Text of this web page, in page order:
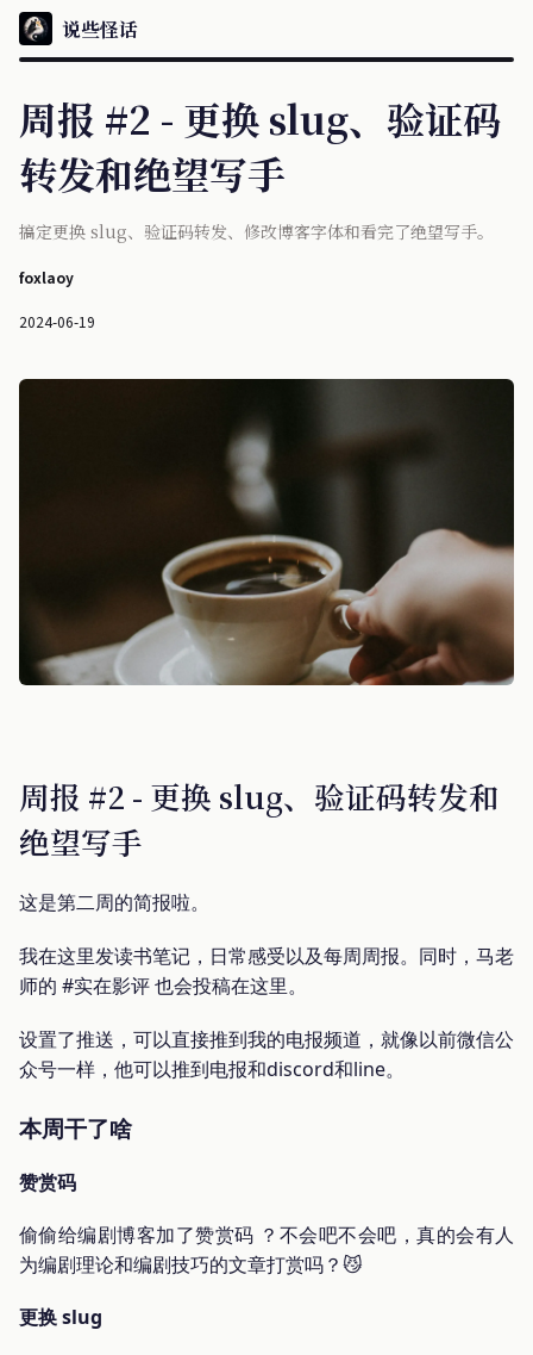
说些怪话
周报 #2 - 更换 slug、验证码
转发和绝望写手
搞定更换 slug、验证码转发、修改博客字体和看完了绝望写手。
foxlaoy
2024-06-19
周报 #2 - 更换 slug、验证码转发和
绝望写手
这是第二周的简报啦。
我在这里发读书笔记，日常感受以及每周周报。同时，马老
师的 #实在影评 也会投稿在这里。
设置了推送，可以直接推到我的电报频道，就像以前微信公
众号一样，他可以推到电报和discord和line。
本周干了啥
赞赏码
偷偷给编剧博客加了赞赏码 ？不会吧不会吧，真的会有人
为编剧理论和编剧技巧的文章打赏吗？😼
更换 slug